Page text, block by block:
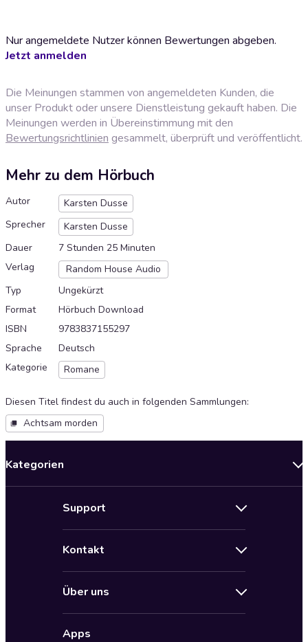
Nur angemeldete Nutzer können Bewertungen abgeben.
Jetzt anmelden
Die Meinungen stammen von angemeldeten Kunden, die
unser Produkt oder unsere Dienstleistung gekauft haben. Die
Meinungen werden in Übereinstimmung mit den
Bewertungsrichtlinien gesammelt, überprüft und veröffentlicht.
Mehr zu dem Hörbuch
Autor
Karsten Dusse
Sprecher
Karsten Dusse
Dauer
7 Stunden 25 Minuten
Verlag
Random House Audio
Typ
Ungekürzt
Format
Hörbuch Download
ISBN
9783837155297
Sprache
Deutsch
Kategorie
Romane
Diesen Titel findest du auch in folgenden Sammlungen:
Achtsam morden
Kategorien
by Audioteka
Support
AGB für Audioteka Abo
Datenschutzbestimmungen
Kontakt
Über uns
Apps